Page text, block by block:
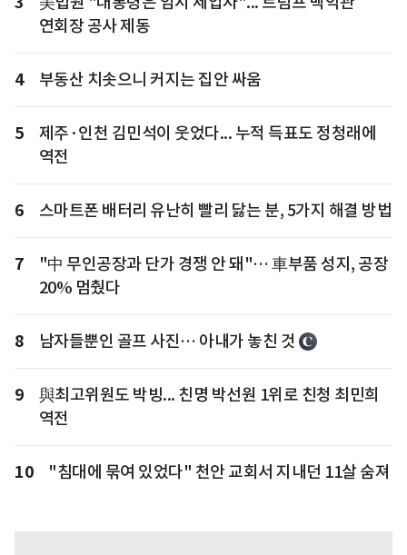
연회장 공사 제동
4 부동산 치솟으니 커지는 집안 싸움
5
제주·인천 김민석이 웃었다... 누적 득표도 정청래에
역전
6 스마트폰 배터리 유난히 빨리 닳는 분, 5가지 해결 방법
7
"中 무인공장과 단가 경쟁 안 돼"… 車부품 성지, 공장
20% 멈췄다
8 남자들뿐인 골프 사진… 아내가 놓친 것
9
與최고위원도 박빙... 친명 박선원 1위로 친청 최민희
역전
10 "침대에 묶여 있었다" 천안 교회서 지내던 11살 숨져